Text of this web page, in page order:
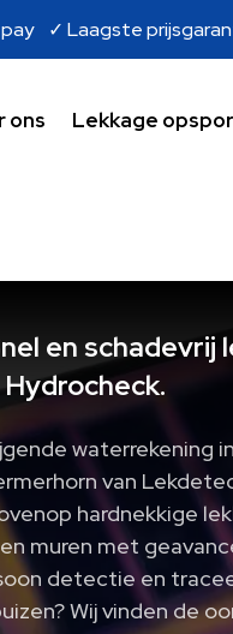
✓ Laagste
ons Lekkage
en schadevrij
waterrekening in
van
hardnekkige
muren met
detectie en
Wij vinden de